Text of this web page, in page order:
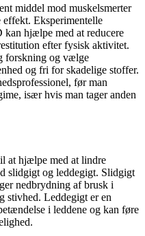
middel mod muskelsmerter
Eksperimentelle
kan hjælpe med at reducere
efter fysisk aktivitet.
forskning og vælge
og fri for skadelige stoffer.
før man
især hvis man tager anden
at hjælpe med at lindre
slidgigt og leddegigt. Slidgigt
nedbrydning af brusk i
stivhed. Leddegigt er en
i leddene og kan føre